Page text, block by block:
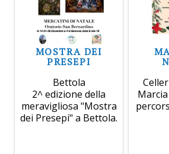
MOSTRA DEI
PRESEPI
Bettola
2^ edizione della
meravigliosa "Mostra
dei Presepi" a Bettola.